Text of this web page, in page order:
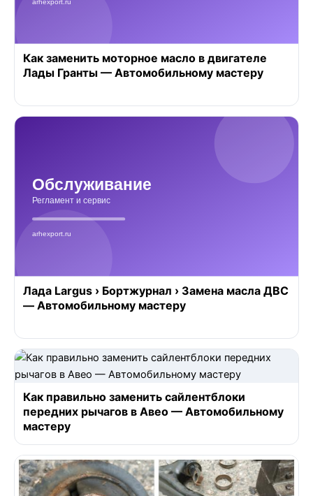
Как заменить моторное масло в двигателе
Лады Гранты — Автомобильному мастеру
Лада Largus › Бортжурнал › Замена масла ДВС
— Автомобильному мастеру
Как правильно заменить сайлентблоки
передних рычагов в Авео — Автомобильному
мастеру